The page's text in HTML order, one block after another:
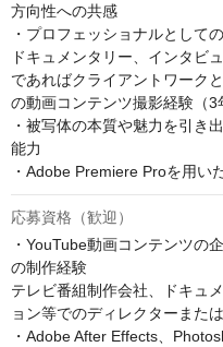
方向性への共感
・プロフェッショナルとして
ドキュメンタリー、インタビ
であればクライアントワーク
の動画コンテンツ撮影経験（3
・被写体の本質や魅力を引き
能力
・Adobe Premiere Proを用い
応募資格（歓迎）
・YouTube動画コンテンツの
の制作経験
テレビ番組制作会社、ドキュ
ョン等でのディレクターまた
・Adobe After Effects、